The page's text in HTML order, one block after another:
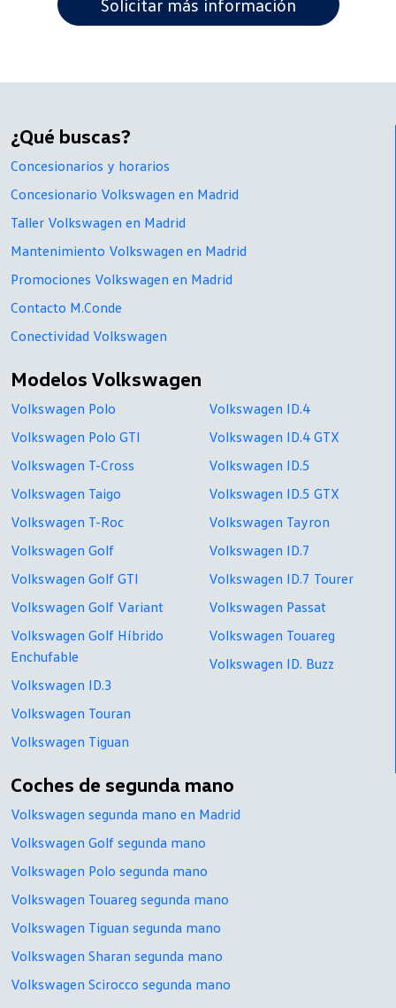
¿Qué buscas?
Concesionarios y horarios
Concesionario Volkswagen en Madrid
Taller Volkswagen en Madrid
Mantenimiento Volkswagen en Madrid
Promociones Volkswagen en Madrid
Contacto M.Conde
Conectividad Volkswagen
Modelos Volkswagen
Volkswagen Polo
Volkswagen Polo GTI
Volkswagen T-Cross
Volkswagen Taigo
Volkswagen T-Roc
Volkswagen Golf
Volkswagen Golf GTI
Volkswagen Golf Variant
Volkswagen Golf Híbrido
Enchufable
Volkswagen ID.3
Volkswagen Touran
Volkswagen Tiguan
Volkswagen ID.4
Volkswagen ID.4 GTX
Volkswagen ID.5
Volkswagen ID.5 GTX
Volkswagen Tayron
Volkswagen ID.7
Volkswagen ID.7 Tourer
Volkswagen Passat
Volkswagen Touareg
Volkswagen ID. Buzz
Coches de segunda mano
Volkswagen segunda mano en Madrid
Volkswagen Golf segunda mano
Volkswagen Polo segunda mano
Volkswagen Touareg segunda mano
Volkswagen Tiguan segunda mano
Volkswagen Sharan segunda mano
Volkswagen Scirocco segunda mano